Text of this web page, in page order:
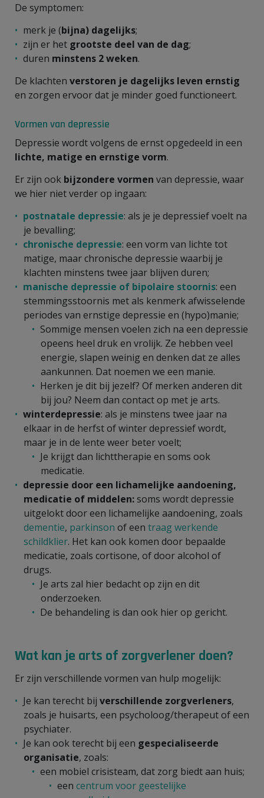
De symptomen:
merk je (bijna) dagelijks;
zijn er het grootste deel van de dag;
duren minstens 2 weken.
De klachten verstoren je dagelijks leven ernstig
en zorgen ervoor dat je minder goed functioneert.
Vormen van depressie
Depressie wordt volgens de ernst opgedeeld in een
lichte, matige en ernstige vorm.
Er zijn ook bijzondere vormen van depressie, waar
we hier niet verder op ingaan:
postnatale depressie: als je je depressief voelt na
je bevalling;
chronische depressie: een vorm van lichte tot
matige, maar chronische depressie waarbij je
klachten minstens twee jaar blijven duren;
manische depressie of bipolaire stoornis: een
stemmingsstoornis met als kenmerk afwisselende
periodes van ernstige depressie en (hypo)manie;
Sommige mensen voelen zich na een depressie
opeens heel druk en vrolijk. Ze hebben veel
energie, slapen weinig en denken dat ze alles
aankunnen. Dat noemen we een manie.
Herken je dit bij jezelf? Of merken anderen dit
bij jou? Neem dan contact op met je arts.
winterdepressie: als je minstens twee jaar na
elkaar in de herfst of winter depressief wordt,
maar je in de lente weer beter voelt;
Je krijgt dan lichttherapie en soms ook
medicatie.
depressie door een lichamelijke aandoening,
medicatie of middelen:soms wordt depressie
uitgelokt door een lichamelijke aandoening, zoals
dementie, parkinson of een traag werkende
schildklier. Het kan ook komen door bepaalde
medicatie, zoals cortisone, of door alcohol of
drugs.
Je arts zal hier bedacht op zijn en dit
onderzoeken.
De behandeling is dan ook hier op gericht.
Wat kan je arts of zorgverlener doen?
Er zijn verschillende vormen van hulp mogelijk:
Je kan terecht bij verschillende zorgverleners,
zoals je huisarts, een psycholoog/therapeut of een
psychiater.
Je kan ook terecht bij een gespecialiseerde
organisatie, zoals:
een mobiel crisisteam, dat zorg biedt aan huis;
een centrum voor geestelijke